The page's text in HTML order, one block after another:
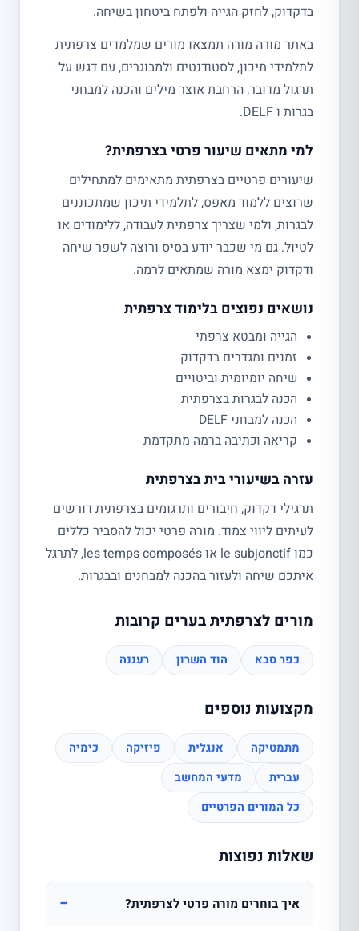
בדקדוק, לחזק הגייה ולפתח ביטחון בשיחה.
באתר מורה מורה תמצאו מורים שמלמדים צרפתית
לתלמידי תיכון, לסטודנטים ולמבוגרים, עם דגש על
תרגול מדובר, הרחבת אוצר מילים והכנה למבחני
בגרות ו DELF.
למי מתאים שיעור פרטי בצרפתית?
שיעורים פרטיים בצרפתית מתאימים למתחילים
שרוצים ללמוד מאפס, לתלמידי תיכון שמתכוננים
לבגרות, ולמי שצריך צרפתית לעבודה, ללימודים או
לטיול. גם מי שכבר יודע בסיס ורוצה לשפר שיחה
ודקדוק ימצא מורה שמתאים לרמה.
נושאים נפוצים בלימוד צרפתית
הגייה ומבטא צרפתי
זמנים ומגדרים בדקדוק
שיחה יומיומית וביטויים
הכנה לבגרות בצרפתית
הכנה למבחני DELF
קריאה וכתיבה ברמה מתקדמת
עזרה בשיעורי בית בצרפתית
תרגילי דקדוק, חיבורים ותרגומים בצרפתית דורשים
לעיתים ליווי צמוד. מורה פרטי יכול להסביר כללים
כמו le subjonctif או les temps composés, לתרגל
איתכם שיחה ולעזור בהכנה למבחנים ובבגרות.
מורים לצרפתית בערים קרובות
כפר סבא הוד השרון רעננה
מקצועות נוספים
מתמטיקה אנגלית פיזיקה
כימיה
עברית
מדעי המחשב
כל המורים הפרטיים
שאלות נפוצות
איך בוחרים מורה פרטי לצרפתית? −